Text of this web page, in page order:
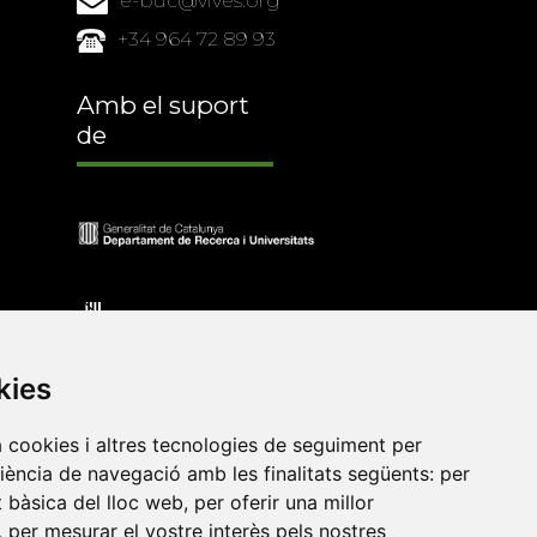
i altres tecnologies de seguiment per
de navegació amb les finalitats següents: per
del lloc web, per oferir una millor
, per mesurar el vostre interès pels nostres
+34 964 72 89 93
Amb el suport
de
Universitat de Barcelona•Universitat CEU Cardenal